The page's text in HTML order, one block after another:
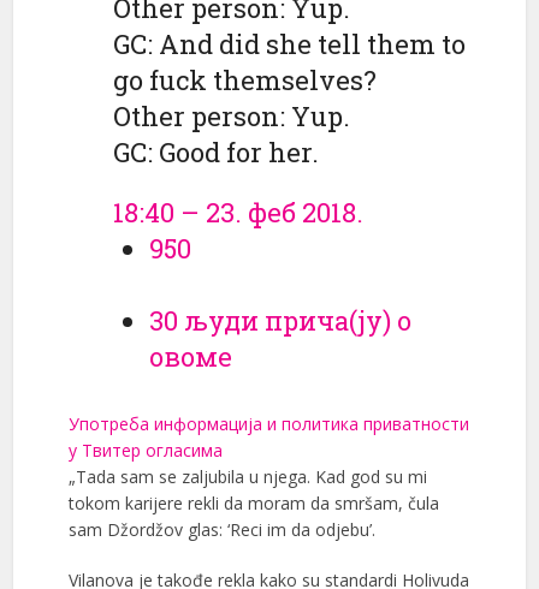
Other person: Yup.
GC: And did she tell them to
go fuck themselves?
Other person: Yup.
GC: Good for her.
18:40 – 23. феб 2018.
950
30 људи прича(ју) о
овоме
Употреба информација и политика приватности
у Твитер огласима
„Tada sam se zaljubila u njega. Kad god su mi
tokom karijere rekli da moram da smršam, čula
sam Džordžov glas: ‘Reci im da odjebu’.
Vilanova je takođe rekla kako su standardi Holivuda